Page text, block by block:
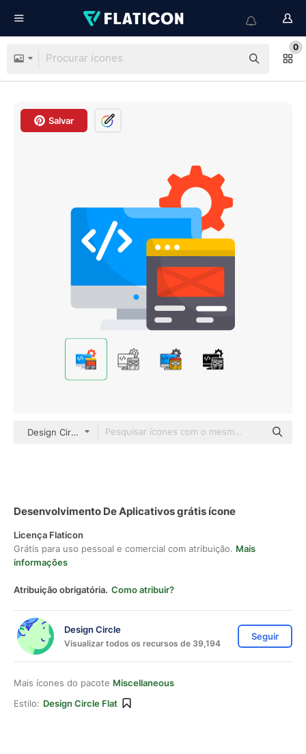
0
Salvar
Design Circle Flat
Desenvolvimento De Aplicativos grátis ícone
Licença Flaticon
Grátis para uso pessoal e comercial com atribuição. Mais
informações
Atribuição obrigatória. Como atribuir?
Design Circle
Visualizar todos os recursos de 39,194
Seguir
Mais ícones do pacote Miscellaneous
Estilo: Design Circle Flat